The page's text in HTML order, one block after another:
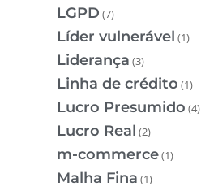
LGPD (7)
Líder vulnerável (1)
Liderança (3)
Linha de crédito (1)
Lucro Presumido (4)
Lucro Real (2)
m-commerce(1)
Malha Fina (1)